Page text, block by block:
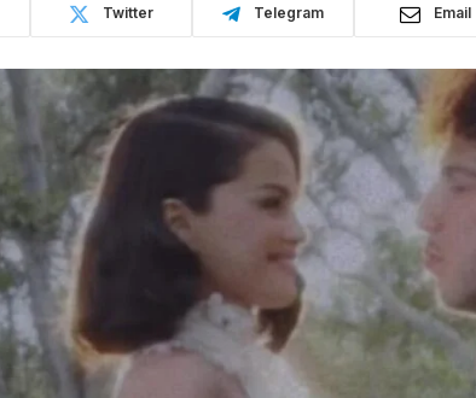
Twitter Telegram Email